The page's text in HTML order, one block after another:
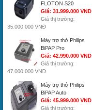
FLOTON S20
Giá: 31.999.000 VND
Giá thị trường:
35.000.000 VNĐ
Máy trợ thở Philips
BiPAP Pro
Giá: 42.990.000 VND
Giá thị trường:
47.000.000 VNĐ
Máy trợ thở Philips
BiPAP Auto
Giá: 45.999.000 VND
Giá thị trường: